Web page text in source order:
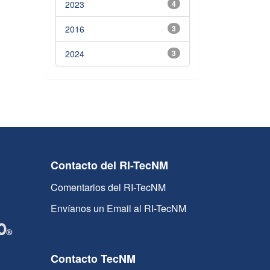
4
2023
3
2016
3
2024
Contacto del RI-TecNM
Comentarios del RI-TecNM
Envíanos un Email al RI-TecNM
Contacto TecNM